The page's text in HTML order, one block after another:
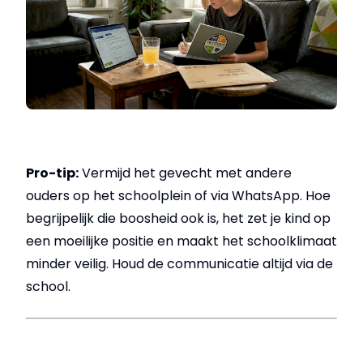
Pro-tip:Vermijd het gevecht met andere
ouders op het schoolplein of via WhatsApp. Hoe
begrijpelijk die boosheid ook is, het zet je kind op
een moeilijke positie en maakt het schoolklimaat
minder veilig. Houd de communicatie altijd via de
school.